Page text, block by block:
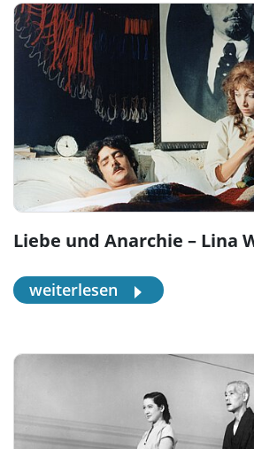
Liebe und Anarchie – Lina
weiterlesen